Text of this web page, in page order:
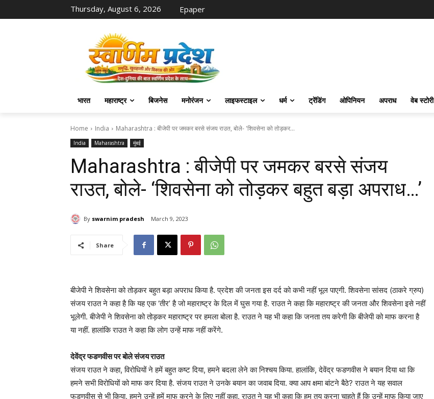
Thursday, August 6, 2026 Epaper
भारत महाराष्ट्र बिजनेस मनोरंजन लाइफस्‍टाइल धर्म ट्रेंडिंग ओपिनियन अपराध वेब स्टोरी
Home India Maharashtra : बीजेपी पर जमकर बरसे संजय राउत, बोले- 'शिवसेना को तोड़कर...
India Maharashtra मुंबई
Maharashtra : बीजेपी पर जमकर बरसे संजय
राउत, बोले- ‘शिवसेना को तोड़कर बहुत बड़ा अपराध…’
By swarnim pradesh March 9, 2023
Share
बीजेपी ने शिवसेना को तोड़कर बहुत बड़ा अपराध किया है. प्रदेश की जनता इस दर्द को कभी नहीं भूल पाएगी. शिवसेना सांसद (ठाकरे ग्रुप)
संजय राउत ने कहा है कि यह एक ‘तीर’ है जो महाराष्ट्र के दिल में घुस गया है. राउत ने कहा कि महाराष्ट्र की जनता और शिवसेना इसे नहीं
भूलेगी. बीजेपी ने शिवसेना को तोड़कर महाराष्ट्र पर हमला बोला है. राउत ने यह भी कहा कि जनता तय करेगी कि बीजेपी को माफ करना है
या नहीं. हालांकि राउत ने कहा कि लोग उन्हें माफ नहीं करेंगे.
देवेंद्र फडणवीस पर बोले संजय राउत
संजय राउत ने कहा, विरोधियों ने हमें बहुत कष्ट दिया, हमने बदला लेने का निश्चय किया. हालांकि, देवेंद्र फडणवीस ने बयान दिया था कि
हमने सभी विरोधियों को माफ कर दिया है. संजय राउत ने उनके बयान का जवाब दिया. क्या आप क्षमा बांटने बैठे? राउत ने यह सवाल
फडणवीस से भी किया. हमने उन्हें हमें माफ करने के लिए नहीं कहा. राउत ने यह भी कहा कि हम तय करना चाहते हैं कि उन्हें माफ किया जाए